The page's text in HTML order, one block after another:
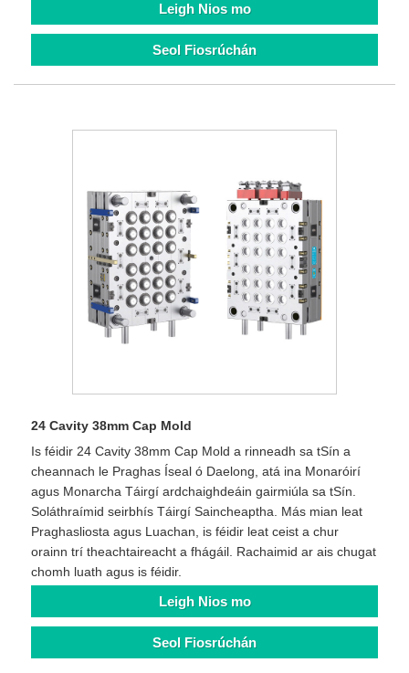
Leigh Nios mo
Seol Fiosrúchán
24 Cavity 38mm Cap Mold
Is féidir 24 Cavity 38mm Cap Mold a rinneadh sa tSín a
cheannach le Praghas Íseal ó Daelong, atá ina Monaróirí
agus Monarcha Táirgí ardchaighdeáin gairmiúla sa tSín.
Soláthraímid seirbhís Táirgí Saincheaptha. Más mian leat
Praghasliosta agus Luachan, is féidir leat ceist a chur
orainn trí theachtaireacht a fhágáil. Rachaimid ar ais chugat
chomh luath agus is féidir.
Leigh Nios mo
Seol Fiosrúchán